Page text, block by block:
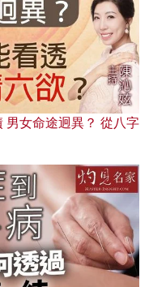
男女命途迥異？ 從八字